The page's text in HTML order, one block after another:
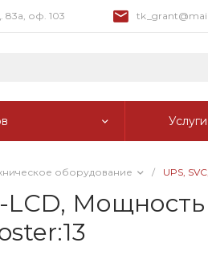
83а, оф. 103
Услуги
оборудование / UPS,
LCD,